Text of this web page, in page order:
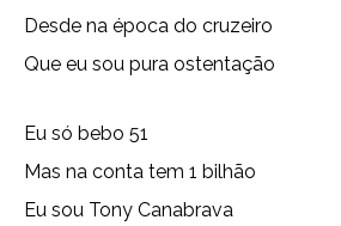
Desde na época do cruzeiro
Que eu sou pura ostentação
Eu só bebo 51
Mas na conta tem 1 bilhão
Eu sou Tony Canabrava